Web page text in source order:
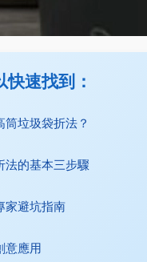
速找到：
筒垃圾袋折法？
法的基本三步驟
家避坑指南
意應用